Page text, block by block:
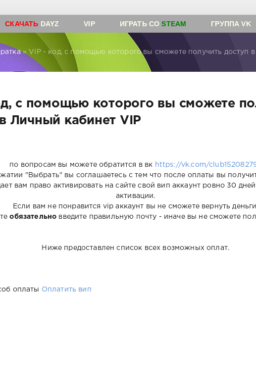
СКАЧАТЬ DAYZ VIP ИГРАТЬ СОSTEAM ГРУППА VK
» VIP - код, с помощью которого вы сможете получить доступ
с помощью которого вы сможете
Личный кабинет VIP
по вопросам вы можете обратится в вк https://vk.com/
"Выбрать" вы соглашаетесь с тем что после оплаты вы
вам право активировать на сайте свой вип аккаунт ровно 30
активации.
Если вам не понравится vip аккаунт вы не сможете вернуть
обязательно введите правильную почту - иначе вы не сможете
Ниже предоставлен список всех возможных оплат.
оплаты Оплатить вип